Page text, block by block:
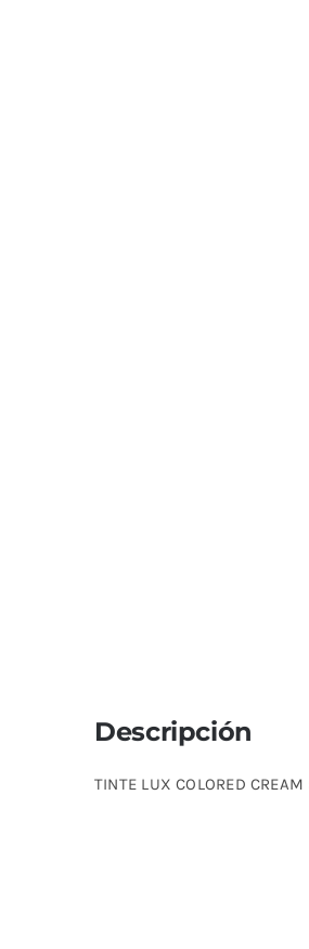
Descripción
TINTE LUX COLORED